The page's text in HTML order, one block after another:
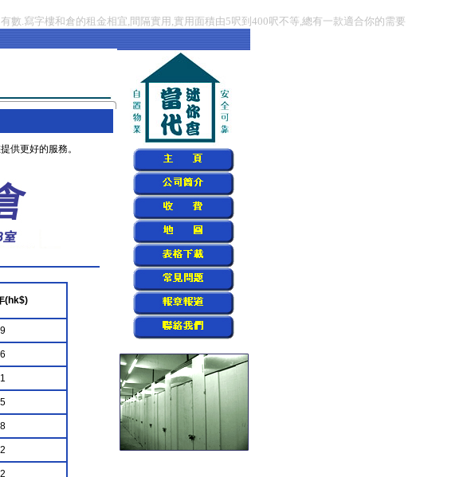
.寫字樓和倉的租金相宜,間隔實用,實用面積由5呎到400呎不等,總有一款適合你的需要
供更好的服務。
(hk$)